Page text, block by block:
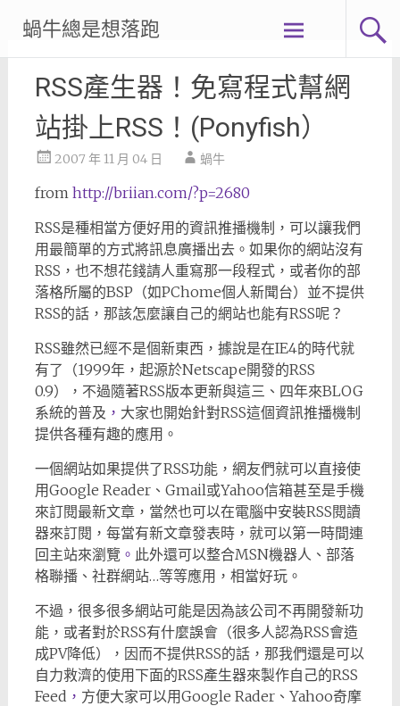
content
蝸牛總是想落跑
RSS產生器！免寫程式幫網
站掛上RSS！(Ponyfish）
2007 年 11 月 04 日 蝸牛
from http://briian.com/?p=2680
RSS是種相當方便好用的資訊推播機制，可以讓我們
用最簡單的方式將訊息廣播出去。如果你的網站沒有
RSS，也不想花錢請人重寫那一段程式，或者你的部
落格所屬的BSP（如PChome個人新聞台）並不提供
RSS的話，那該怎麼讓自己的網站也能有RSS呢？
RSS雖然已經不是個新東西，據說是在IE4的時代就
有了（1999年，起源於Netscape開發的RSS
0.9），不過隨著RSS版本更新與這三、四年來BLOG
系統的普及 ， 大家也開始針對RSS這個資訊推播機制
提供各種有趣的應用。
一個網站如果提供了RSS功能，網友們就可以直接使
用Google Reader、Gmail或Yahoo信箱甚至是手機
來訂閱最新文章，當然也可以在電腦中安裝RSS閱讀
器來訂閱，每當有新文章發表時，就可以第一時間連
回主站來瀏覽。 此外還可以整合MSN機器人、部落
格聯播、社群網站…等等應用，相當好玩。
不過，很多很多網站可能是因為該公司不再開發新功
能，或者對於RSS有什麼誤會（很多人認為RSS會造
成PV降低），因而不提供RSS的話，那我們還是可以
自力救濟的使用下面的RSS產生器來製作自己的RSS
Feed ， 方便大家可以用Google Rader、Yahoo奇摩